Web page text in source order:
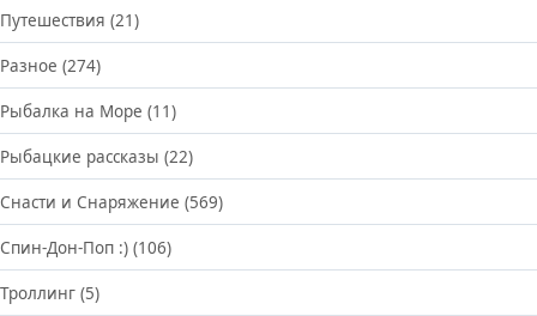
Путешествия (21)
Разное (274)
Рыбалка на Море (11)
Рыбацкие рассказы (22)
Снасти и Снаряжение (569)
Спин-Дон-Поп :) (106)
Троллинг (5)